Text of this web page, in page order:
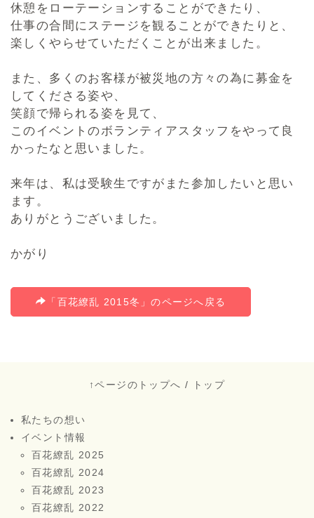
休憩をローテーションすることができたり、
仕事の合間にステージを観ることができたりと、
楽しくやらせていただくことが出来ました。
また、多くのお客様が被災地の方々の為に募金を
してくださる姿や、
笑顔で帰られる姿を見て、
このイベントのボランティアスタッフをやって良
かったなと思いました。
来年は、私は受験生ですがまた参加したいと思い
ます。
ありがとうございました。
かがり
「百花繚乱 2015冬」のページへ戻る
↑ページのトップへ / トップ
私たちの想い
イベント情報
百花繚乱 2025
百花繚乱 2024
百花繚乱 2023
百花繚乱 2022